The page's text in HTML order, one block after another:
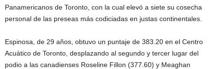
Panamericanos de Toronto, con la cual elevó a siete su cosecha
personal de las preseas más codiciadas en justas continentales.
Espinosa, de 29 años, obtuvo un puntaje de 383.20 en el Centro
Acuático de Toronto, desplazando al segundo y tercer lugar del
podio a las canadienses Roseline Fillon (377.60) y Meaghan